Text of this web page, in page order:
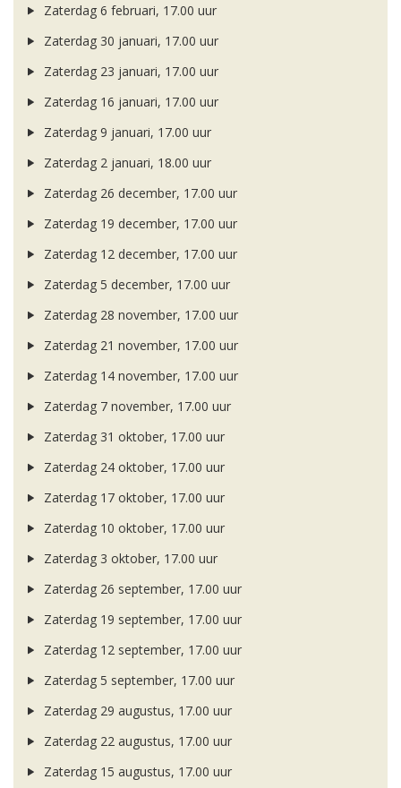
Zaterdag 6 februari, 17.00 uur
Zaterdag 30 januari, 17.00 uur
Zaterdag 23 januari, 17.00 uur
Zaterdag 16 januari, 17.00 uur
Zaterdag 9 januari, 17.00 uur
Zaterdag 2 januari, 18.00 uur
Zaterdag 26 december, 17.00 uur
Zaterdag 19 december, 17.00 uur
Zaterdag 12 december, 17.00 uur
Zaterdag 5 december, 17.00 uur
Zaterdag 28 november, 17.00 uur
Zaterdag 21 november, 17.00 uur
Zaterdag 14 november, 17.00 uur
Zaterdag 7 november, 17.00 uur
Zaterdag 31 oktober, 17.00 uur
Zaterdag 24 oktober, 17.00 uur
Zaterdag 17 oktober, 17.00 uur
Zaterdag 10 oktober, 17.00 uur
Zaterdag 3 oktober, 17.00 uur
Zaterdag 26 september, 17.00 uur
Zaterdag 19 september, 17.00 uur
Zaterdag 12 september, 17.00 uur
Zaterdag 5 september, 17.00 uur
Zaterdag 29 augustus, 17.00 uur
Zaterdag 22 augustus, 17.00 uur
Zaterdag 15 augustus, 17.00 uur